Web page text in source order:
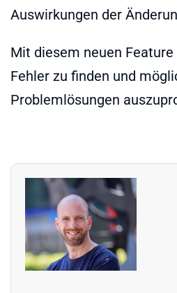
Auswirkungen der
Mit diesem neuen
Fehler zu finden und
Problemlösungen